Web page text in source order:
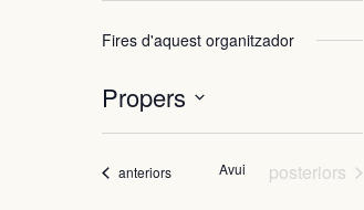
Fires d'aquest organitzador
Propers
data.
Fires
anteriors Avui Fires
posteriors